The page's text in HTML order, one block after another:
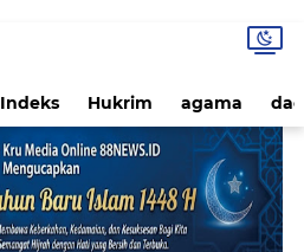
Indeks Hukrim agama